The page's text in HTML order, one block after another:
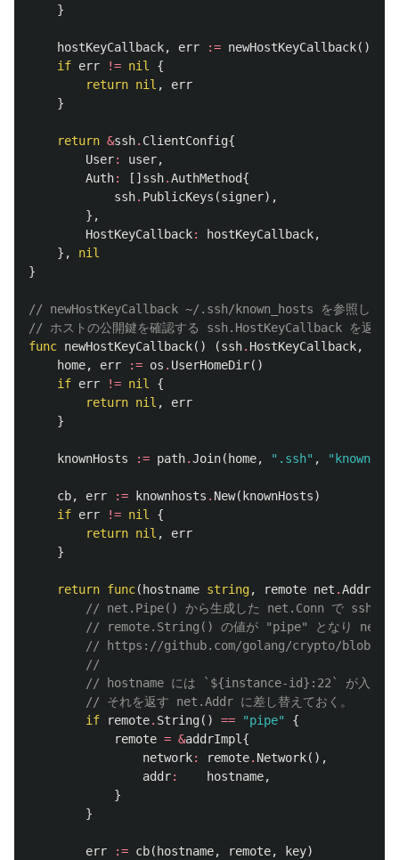
}
hostKeyCallback, err := newHostKeyCallback()
if err != nil
{
return nil ,
err
}
return &ssh. ClientConfig{
User: user,
Auth: [] ssh.AuthMethod{
ssh. PublicKeys (signer),
},
HostKeyCallback: hostKeyCallback,
},
nil
}
// newHostKeyCallback ~/.ssh/known_hosts を参照して
// ホストの公開鍵を確認する ssh.HostKeyCallback を返す。
func newHostKeyCallback() (ssh. HostKeyCallback,
home, err := os . UserHomeDir()
if err != nil
{
return nil ,
err
}
knownHosts := path.Join( home, ".ssh" ,
cb, err := knownhosts . New( knownHosts)
if err != nil
{
return nil ,
err
}
return func( hostname string, remote net .Addr
// net.Pipe() から生成した net.Conn で
// remote.String() の値が "pipe" となり
// https://github.com/golang/crypto/blob/
//
// hostname には `${instance-id}:22` が入って
// それを返す net.Addr に差し替えておく。
if
remote. String() == "pipe"
{
remote = &addrImpl{
network: remote. Network(),
addr: hostname,
}
}
err := cb( hostname, remote, key)